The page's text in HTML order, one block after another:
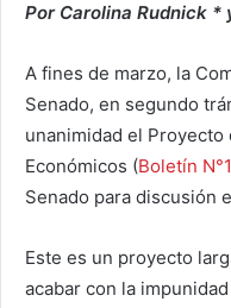
Por Carolina Rudnick
A fines de marzo, la
Senado, en segundo
unanimidad el
Económicos (Boletín
Senado para discusión
Este es un proyecto
acabar con la